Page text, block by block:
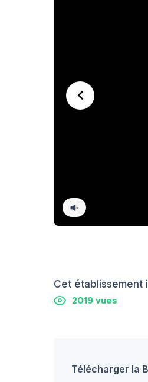
Cet établissement
2019 vues
Télécharger la